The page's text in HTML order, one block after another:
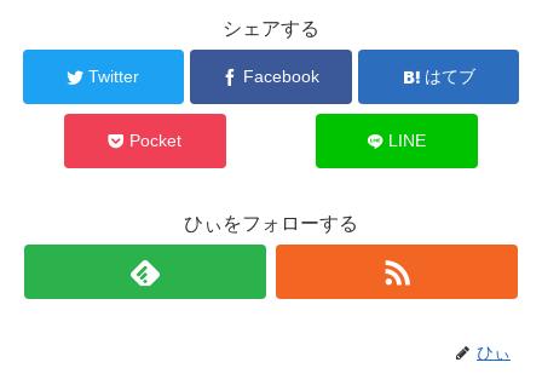
シェアする
Twitter Facebook はてブ
Pocket LINE
ひぃをフォローする
ひぃ